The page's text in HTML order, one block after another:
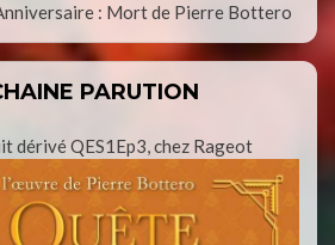
: Mort de Pierre Bottero
PARUTION
dérivé QES1Ep3, chez Rageot